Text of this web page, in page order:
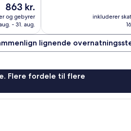
Prisen
er
863 kr.
863 kr.
og gebyrer
- 31. aug.
inkluderer
lignende
Flere fordele til flere